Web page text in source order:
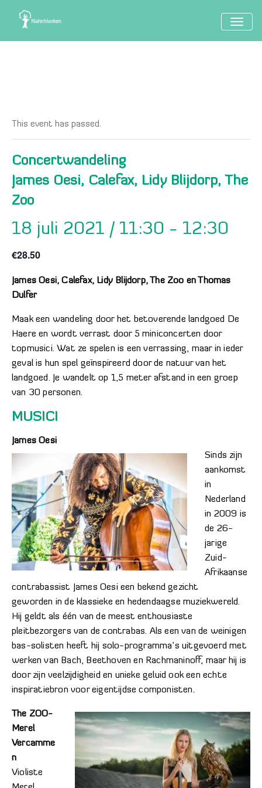
This event has passed.
Concertwandeling
James Oesi, Calefax, Lidy Blijdorp, The
Zoo
18 juli 2021 / 11:30 - 12:30
€28.50
James Oesi, Calefax, Lidy Blijdorp, The Zoo en Thomas
Dulfer
Maak een wandeling door het betoverende landgoed De
Haere en wordt verrast door 5 miniconcerten door
topmusici. Wat ze spelen is een verrassing, maar in ieder
geval is hun spel geïnspireerd door de natuur van het
landgoed. Je wandelt op 1,5 meter afstand in een groep
van 30 personen.
MUSICI
James Oesi
Sinds zijn
aankomst
in
Nederland
in 2009 is
de 26-
jarige
Zuid-
Afrikaanse
contrabassist James Oesi een bekend gezicht
geworden in de klassieke en hedendaagse muziekwereld.
Hij geldt als één van de meest enthousiaste
pleitbezorgers van de contrabas. Als een van de weinigen
bas-solisten heeft hij solo-programma’s uitgevoerd met
werken van Bach, Beethoven en Rachmaninoff, maar hij is
door zijn veelzijdigheid en unieke geluid ook een echte
inspiratiebron voor eigentijdse componisten.
The ZOO-
Merel
Vercamme
n
Violiste